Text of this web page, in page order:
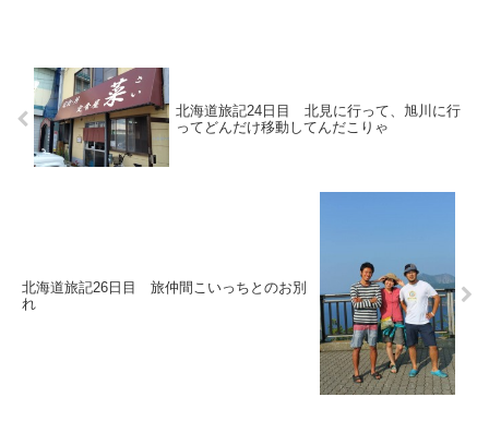
北海道旅記24日目 北見に行って、旭川に行
ってどんだけ移動してんだこりゃ
北海道旅記26日目 旅仲間こいっちとのお別
れ